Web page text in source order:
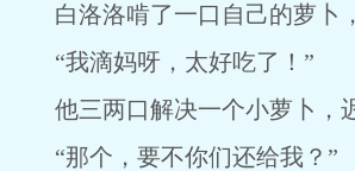
白洛洛啃了一口自己的萝卜，
“我滴妈呀，太好吃了！”
他三两口解决一个小萝卜，迟
“那个，要不你们还给我？”